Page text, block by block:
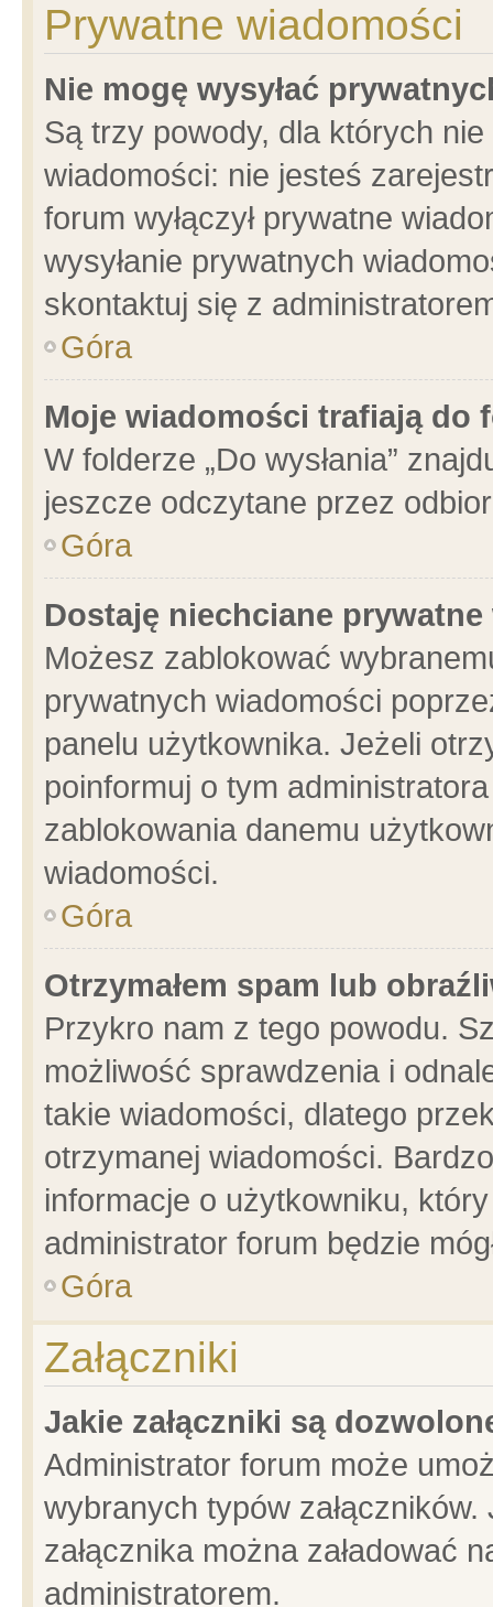
Prywatne wiadomości
Nie mogę wysyłać
Są trzy powody, dla których
wiadomości: nie jesteś
forum wyłączył prywatne
wysyłanie prywatnych
skontaktuj się z
Góra
Moje wiadomości trafiają do
W folderze „Do wysłania”
jeszcze odczytane przez
Góra
Dostaję niechciane
Możesz zablokować
prywatnych wiadomości
panelu użytkownika. Jeżeli
poinformuj o tym
zablokowania danemu
wiadomości.
Góra
Otrzymałem spam lub
Przykro nam z tego powodu.
możliwość sprawdzenia i
takie wiadomości, dlatego
otrzymanej wiadomości.
informacje o użytkowniku,
administrator forum będzie
Góra
Załączniki
Jakie załączniki są
Administrator forum może
wybranych typów
załącznika można załadować
administratorem.